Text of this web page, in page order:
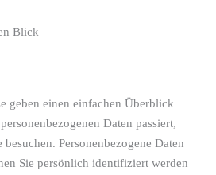
Blick
geben einen einfachen Überblick
Daten passiert,
besuchen. Personenbezogene Daten
Sie persönlich identifiziert werden